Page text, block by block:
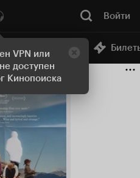
VPN или
доступен
Кинопоиска
Войти
Онлайн-кинотеатр